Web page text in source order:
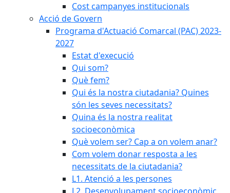
Cost campanyes institucionals
Acció de Govern
Programa d'Actuació Comarcal (PAC) 2023-
2027
Estat d'execució
Qui som?
Què fem?
Qui és la nostra ciutadania? Quines
són les seves necessitats?
Quina és la nostra realitat
socioeconòmica
Què volem ser? Cap a on volem anar?
Com volem donar resposta a les
necessitats de la ciutadania?
L1. Atenció a les persones